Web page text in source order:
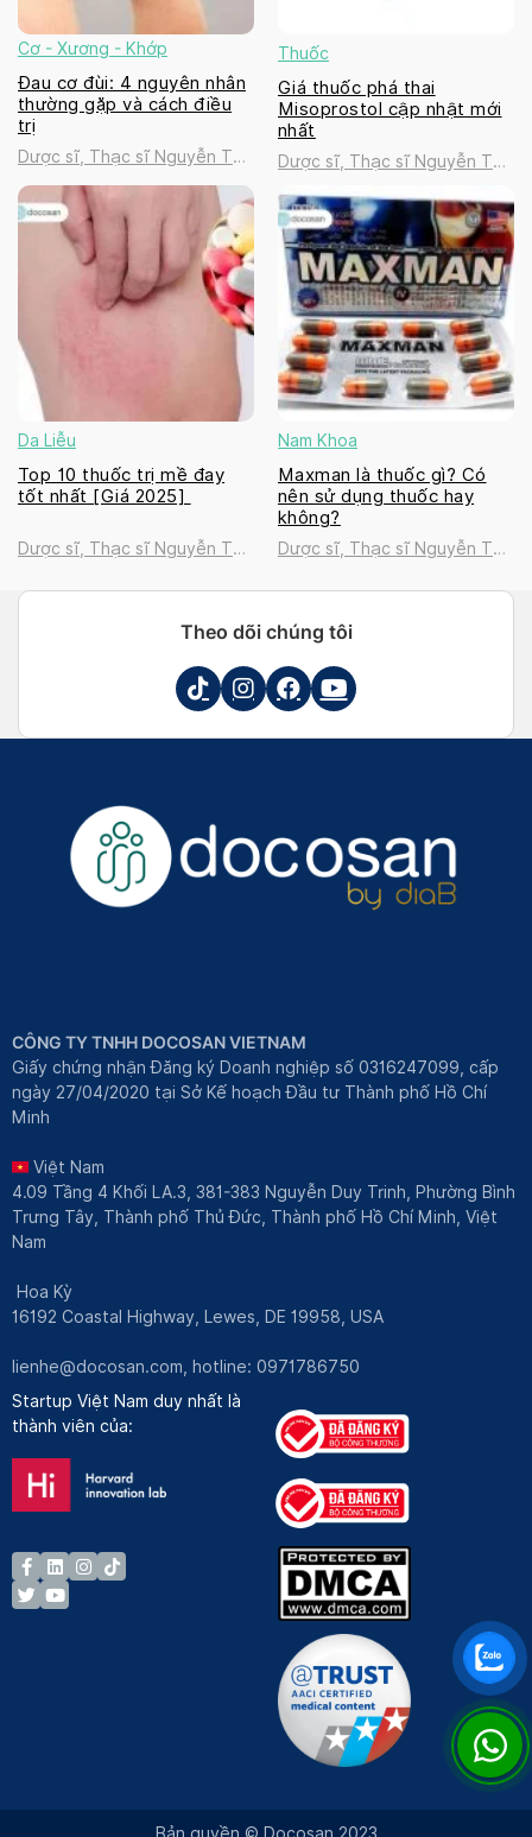
Cơ - Xương - Khớp
Đau cơ đùi: 4 nguyên nhân
thường gặp và cách điều
trị
Dược sĩ, Thạc sĩ Nguyễn Thị
Thanh Tú
Thuốc
Giá thuốc phá thai
Misoprostol cập nhật mới
nhất
Dược sĩ, Thạc sĩ Nguyễn Thị
Da Liễu
Top 10 thuốc trị mề đay
tốt nhất [Giá 2025]
Dược sĩ, Thạc sĩ Nguyễn Thị
Nam Khoa
Maxman là thuốc gì? Có
nên sử dụng thuốc hay
không?
Dược sĩ, Thạc sĩ Nguyễn Thị
Theo dõi chúng tôi
CÔNG TY TNHH DOCOSAN VIETNAM
Giấy chứng nhận Đăng ký Doanh nghiệp số 0316247099, cấp
ngày 27/04/2020 tại Sở Kế hoạch Đầu tư Thành phố Hồ Chí
Minh
Việt Nam
4.09 Tầng 4 Khối LA.3, 381-383 Nguyễn Duy Trinh, Phường Bình
Trưng Tây, Thành phố Thủ Đức, Thành phố Hồ Chí Minh, Việt
Nam
Hoa Kỳ
16192 Coastal Highway, Lewes, DE 19958, USA
lienhe@docosan.com , hotline: 0971786750
Startup Việt Nam duy nhất là
thành viên của: